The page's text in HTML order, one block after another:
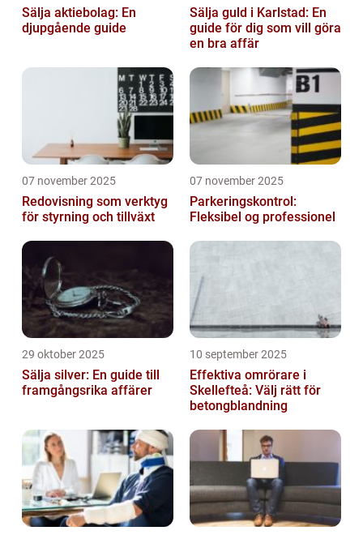
Sälja aktiebolag: En
djupgående guide
Sälja guld i Karlstad: En
guide för dig som vill göra
en bra affär
07 november 2025
Redovisning som verktyg
för styrning och tillväxt
07 november 2025
Parkeringskontrol:
Fleksibel og professionel
29 oktober 2025
Sälja silver: En guide till
framgångsrika affärer
10 september 2025
Effektiva omrörare i
Skellefteå: Välj rätt för
betongblandning